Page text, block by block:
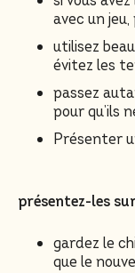
avec un jeu,
utilisez
évitez les
passez
pour qu’ils
Présenter
présentez-les
gardez le
que le